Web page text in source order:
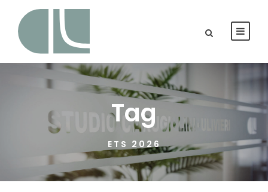
Tag
ETS 2026